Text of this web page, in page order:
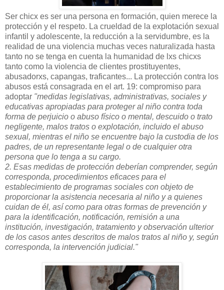
Ser chicx es ser una persona en formación, quien merece la
protección y el respeto. La crueldad de la explotación sexual
infantil y adolescente, la reducción a la servidumbre, es la
realidad de una violencia muchas veces naturalizada hasta
tanto no se tenga en cuenta la humanidad de lxs chicxs
tanto como la violencia de clientes prostituyentes,
abusadorxs, capangas, traficantes... La protección contra los
abusos está consagrada en el art. 19: compromiso para
adoptar "medidas legislativas, administrativas, sociales y
educativas apropiadas para proteger al niño contra toda
forma de perjuicio o abuso físico o mental, descuido o trato
negligente, malos tratos o explotación, incluido el abuso
sexual, mientras el niño se encuentre bajo la custodia de los
padres, de un representante legal o de cualquier otra
persona que lo tenga a su cargo.
2. Esas medidas de protección deberían comprender, según
corresponda, procedimientos eficaces para el
establecimiento de programas sociales con objeto de
proporcionar la asistencia necesaria al niño y a quienes
cuidan de él, así como para otras formas de prevención y
para la identificación, notificación, remisión a una
institución, investigación, tratamiento y observación ulterior
de los casos antes descritos de malos tratos al niño y, según
corresponda, la intervención judicial."